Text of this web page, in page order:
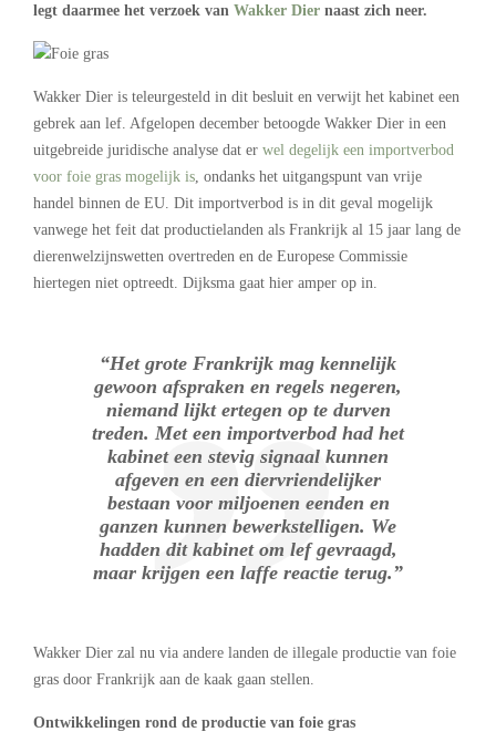
legt daarmee het verzoek van Wakker Dier naast zich neer.
Wakker Dier is teleurgesteld in dit besluit en verwijt het kabinet een
gebrek aan lef. Afgelopen december betoogde Wakker Dier in een
uitgebreide juridische analyse dat er wel degelijk een importverbod
voor foie gras mogelijk is, ondanks het uitgangspunt van vrije
handel binnen de EU. Dit importverbod is in dit geval mogelijk
vanwege het feit dat productielanden als Frankrijk al 15 jaar lang de
dierenwelzijnswetten overtreden en de Europese Commissie
hiertegen niet optreedt. Dijksma gaat hier amper op in.
“Het grote Frankrijk mag kennelijk
gewoon afspraken en regels negeren,
niemand lijkt ertegen op te durven
treden. Met een importverbod had het
kabinet een stevig signaal kunnen
afgeven en een diervriendelijker
bestaan voor miljoenen eenden en
ganzen kunnen bewerkstelligen. We
hadden dit kabinet om lef gevraagd,
maar krijgen een laffe reactie terug.”
Wakker Dier zal nu via andere landen de illegale productie van foie
gras door Frankrijk aan de kaak gaan stellen.
Ontwikkelingen rond de productie van foie gras